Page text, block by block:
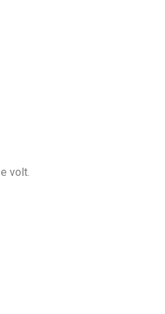
volt.